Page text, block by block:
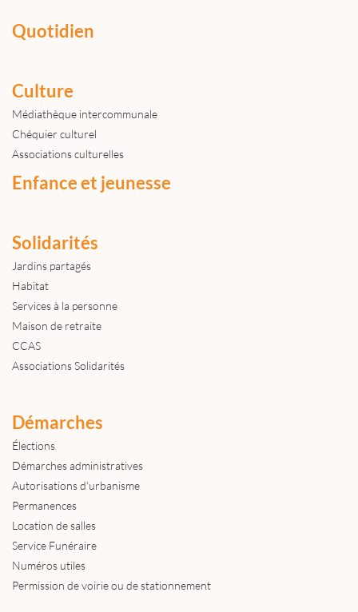
Quotidien
Culture
Médiathèque intercommunale
Chéquier culturel
Associations culturelles
Enfance et jeunesse
Solidarités
Jardins partagés
Habitat
Services à la personne
Maison de retraite
CCAS
Associations Solidarités
Démarches
Élections
Démarches administratives
Autorisations d'urbanisme
Permanences
Location de salles
Service Funéraire
Numéros utiles
Permission de voirie ou de stationnement